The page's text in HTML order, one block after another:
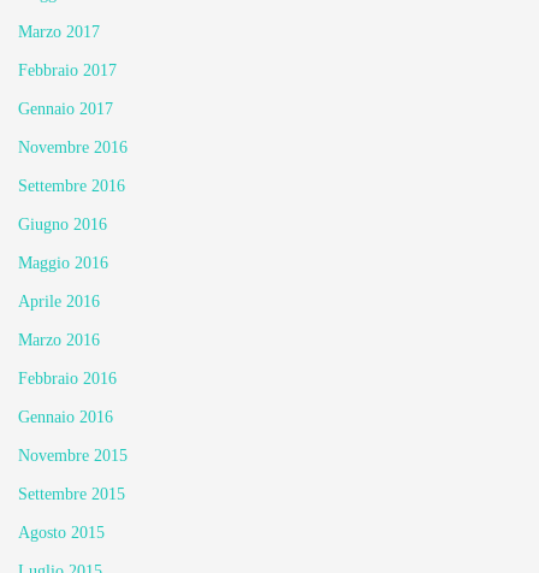
Marzo 2017
Febbraio 2017
Gennaio 2017
Novembre 2016
Settembre 2016
Giugno 2016
Maggio 2016
Aprile 2016
Marzo 2016
Febbraio 2016
Gennaio 2016
Novembre 2015
Settembre 2015
Agosto 2015